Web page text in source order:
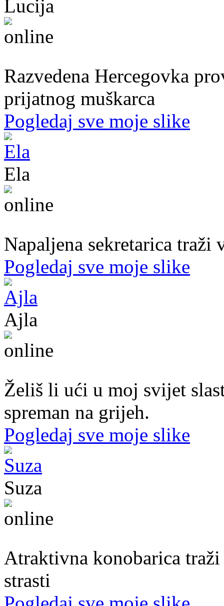
Lucija
Razvedena Hercegovka
prijatnog muškarca
Pogledaj sve moje slike
Ela
Napaljena sekretarica
Pogledaj sve moje slike
Ajla
Želiš li ući u moj svijet
spreman na grijeh.
Pogledaj sve moje slike
Suza
Atraktivna konobarica
strasti